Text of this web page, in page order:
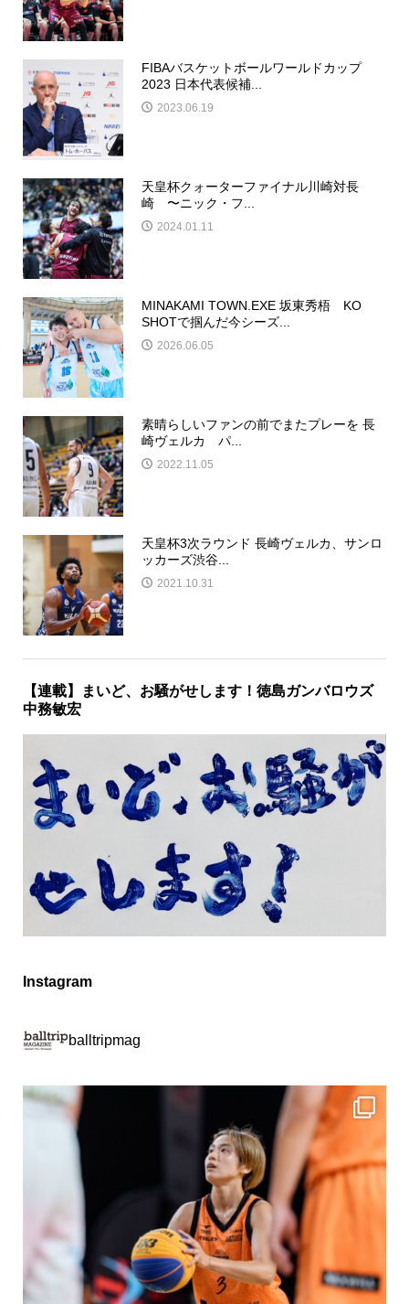
FIBAバスケットボールワールドカップ
2023 日本代表候補...
2023.06.19
天皇杯クォーターファイナル川崎対長
崎 〜ニック・フ...
2024.01.11
MINAKAMI TOWN.EXE 坂東秀梧 KO
SHOTで掴んだ今シーズ...
2026.06.05
素晴らしいファンの前でまたプレーを 長
崎ヴェルカ パ...
2022.11.05
天皇杯3次ラウンド 長崎ヴェルカ、サンロ
ッカーズ渋谷...
2021.10.31
【連載】まいど、お騒がせします！徳島ガンバロウズ
中務敏宏
Instagram
balltripmag